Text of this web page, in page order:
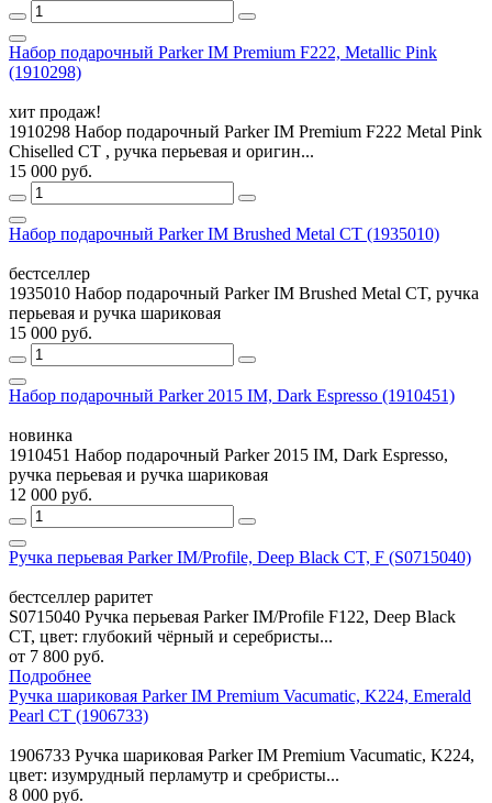
Набор подарочный Parker IM Premium F222, Metallic Pink
(1910298)
хит продаж!
1910298 Набор подарочный Parker IM Premium F222 Metal Pink
Chiselled CT , ручка перьевая и оригин...
15 000 руб.
Набор подарочный Parker IM Brushed Metal CT (1935010)
бестселлер
1935010 Набор подарочный Parker IM Brushed Metal CT, ручка
перьевая и ручка шариковая
15 000 руб.
Набор подарочный Parker 2015 IM, Dark Espresso (1910451)
новинка
1910451 Набор подарочный Parker 2015 IM, Dark Espresso,
ручка перьевая и ручка шариковая
12 000 руб.
Ручка перьевая Parker IM/Profile, Deep Black CT, F (S0715040)
бестселлер раритет
S0715040 Ручка перьевая Parker IM/Profile F122, Deep Black
CT, цвет: глубокий чёрный и серебристы...
от 7 800 руб.
Подробнее
Ручка шариковая Parker IM Premium Vacumatic, K224, Emerald
Pearl CT (1906733)
1906733 Ручка шариковая Parker IM Premium Vacumatic, K224,
цвет: изумрудный перламутр и сребристы...
8 000 руб.